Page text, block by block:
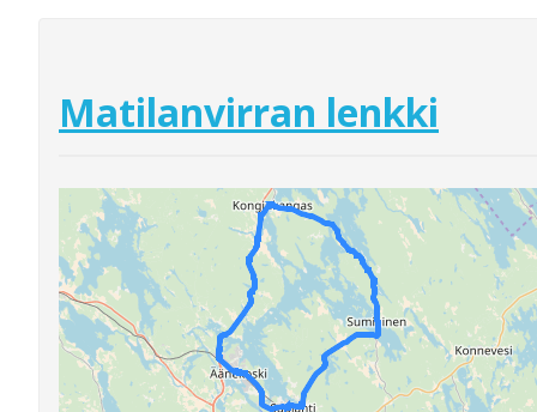
Matilanvirran lenkki